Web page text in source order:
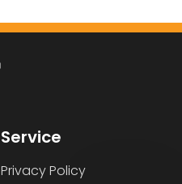
Service
Privacy Policy